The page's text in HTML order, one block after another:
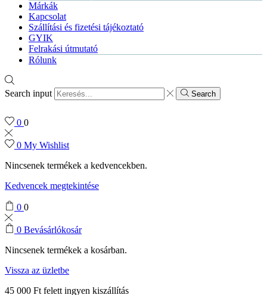
Márkák
Kapcsolat
Szállítási és fizetési tájékoztató
GYIK
Felrakási útmutató
Rólunk
Search input Search
0 0
0 My Wishlist
Nincsenek termékek a kedvencekben.
Kedvencek megtekintése
0 0
0 Bevásárlókosár
Nincsenek termékek a kosárban.
Vissza az üzletbe
45 000 Ft felett ingyen kiszállítás